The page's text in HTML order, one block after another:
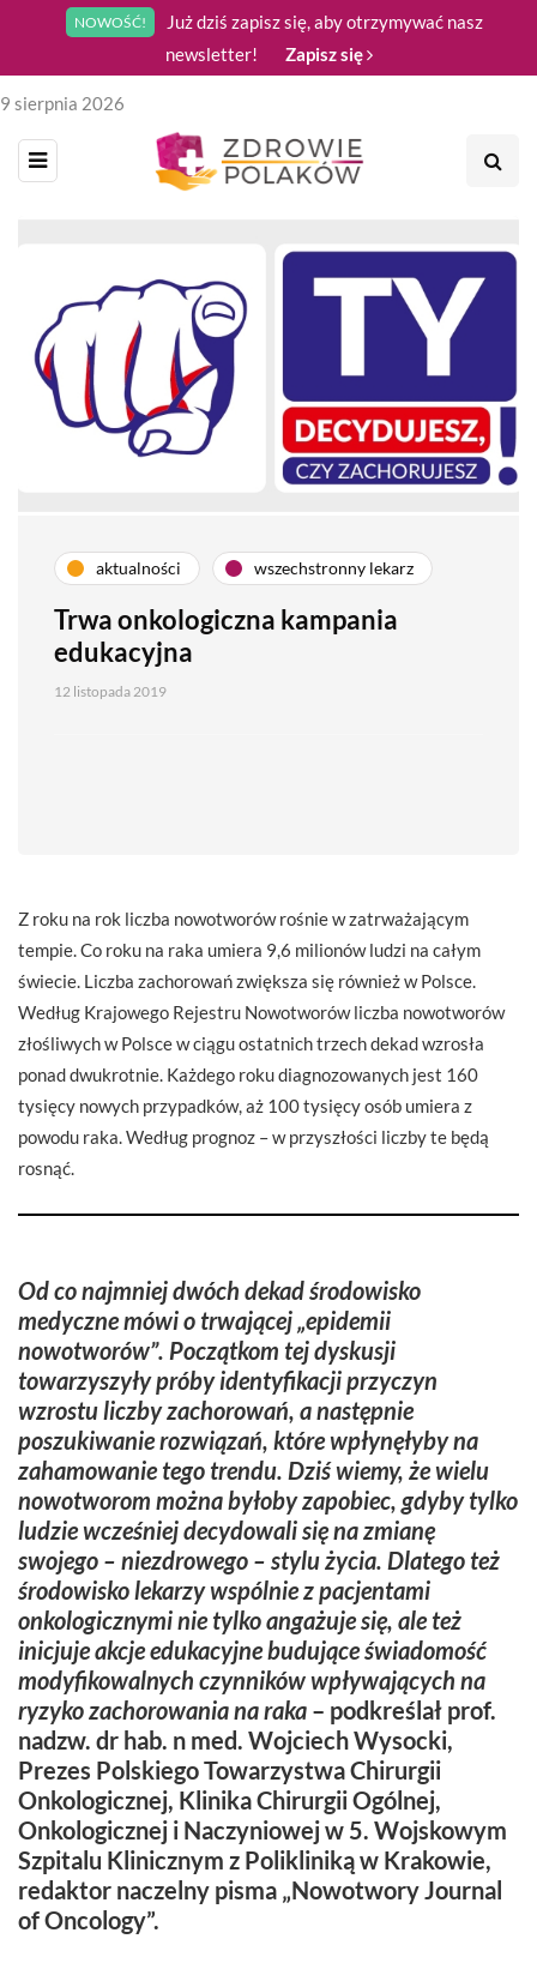
NOWOŚĆ!
Już dziś zapisz się, aby otrzymywać nasz
newsletter!
Zapisz się
9 sierpnia 2026
aktualności wszechstronny lekarz
Trwa onkologiczna kampania
edukacyjna
12 listopada 2019
Z roku na rok liczba nowotworów rośnie w zatrważającym
tempie. Co roku na raka umiera 9,6 milionów ludzi na całym
świecie. Liczba zachorowań zwiększa się również w Polsce.
Według Krajowego Rejestru Nowotworów liczba nowotworów
złośliwych w Polsce w ciągu ostatnich trzech dekad wzrosła
ponad dwukrotnie. Każdego roku diagnozowanych jest 160
tysięcy nowych przypadków, aż 100 tysięcy osób umiera z
powodu raka. Według prognoz – w przyszłości liczby te będą
rosnąć.
Od co najmniej dwóch dekad środowisko
medyczne mówi o trwającej „epidemii
nowotworów”. Początkom tej dyskusji
towarzyszyły próby identyfikacji przyczyn
wzrostu liczby zachorowań, a następnie
poszukiwanie rozwiązań, które wpłynęłyby na
zahamowanie tego trendu. Dziś wiemy, że wielu
nowotworom można byłoby zapobiec, gdyby tylko
ludzie wcześniej decydowali się na zmianę
swojego – niezdrowego – stylu życia. Dlatego też
środowisko lekarzy wspólnie z pacjentami
onkologicznymi nie tylko angażuje się, ale też
inicjuje akcje edukacyjne budujące świadomość
modyfikowalnych czynników wpływających na
ryzyko zachorowania naraka – podkreślał prof.
nadzw. dr hab. n med. Wojciech Wysocki,
Prezes Polskiego Towarzystwa Chirurgii
Onkologicznej, Klinika Chirurgii Ogólnej,
Onkologicznej i Naczyniowej w 5. Wojskowym
Szpitalu Klinicznym z Polikliniką w Krakowie,
redaktor naczelny pisma „Nowotwory Journal
of Oncology”.